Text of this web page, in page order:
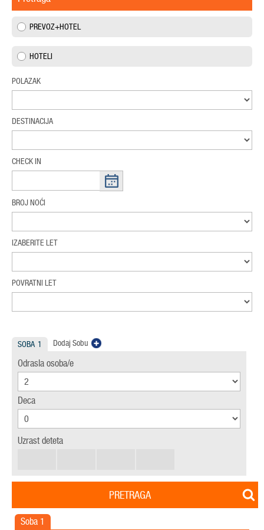
PREVOZ+HOTEL
HOTELI
POLAZAK
DESTINACIJA
CHECK IN
BROJ NOĆI
IZABERITE LET
POVRATNI LET
SOBA 1 Dodaj Sobu
Odrasla osoba/e
Deca
Uzrast deteta
PRETRAGA
Soba 1